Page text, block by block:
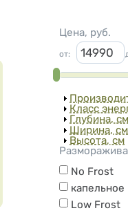
Цена, руб.
от:
Показать
Показать
Класс
Показать
Глубина, см
Показать
Ширина, см
Показать
Высота, см
No Frost
капельное
Low Frost